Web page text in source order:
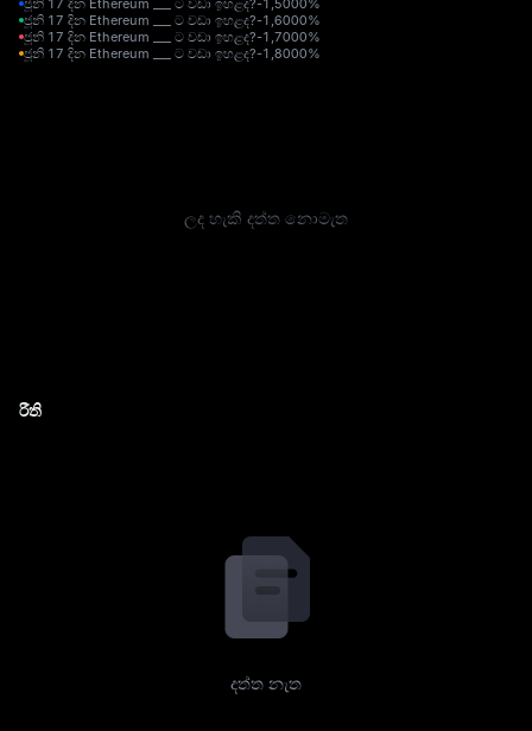
ජූනි 17 දින Ethereum ___ ට වඩා ඉහළද?-1,5000%
ජූනි 17 දින Ethereum ___ ට වඩා ඉහළද?-1,6000%
ජූනි 17 දින Ethereum ___ ට වඩා ඉහළද?-1,7000%
ජූනි 17 දින Ethereum ___ ට වඩා ඉහළද?-1,8000%
ලද හැකි දත්ත නොමැත
රීති
දත්ත නැත